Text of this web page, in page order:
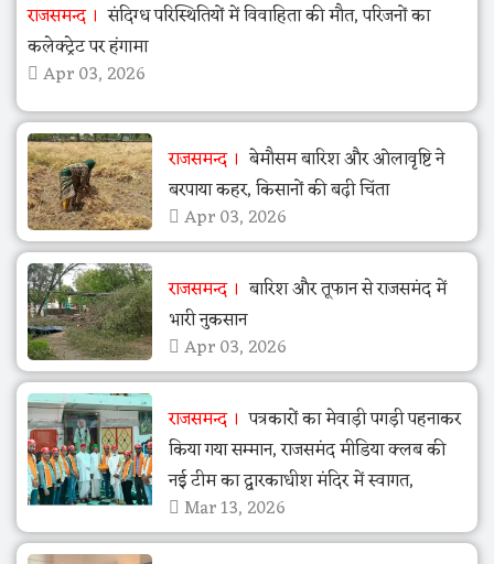
राजसमन्द
संदिग्ध परिस्थितियों में विवाहिता की मौत, परिजनों का
कलेक्ट्रेट पर हंगामा
Apr 03, 2026
राजसमन्द
बेमौसम बारिश और ओलावृष्टि ने
बरपाया कहर, किसानों की बढ़ी चिंता
Apr 03, 2026
राजसमन्द
बारिश और तूफान से राजसमंद में
भारी नुकसान
Apr 03, 2026
राजसमन्द
पत्रकारों का मेवाड़ी पगड़ी पहनाकर
किया गया सम्मान, राजसमंद मीडिया क्लब की
नई टीम का द्वारकाधीश मंदिर में स्वागत,
Mar 13, 2026